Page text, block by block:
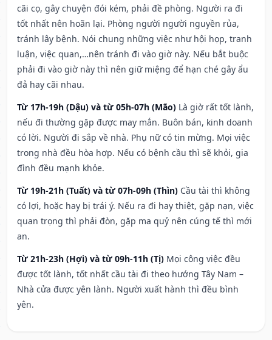
cãi cọ, gây chuyện đói kém, phải đề phòng. Người ra đi
tốt nhất nên hoãn lại. Phòng người người nguyền rủa,
tránh lây bệnh. Nói chung những việc như hội họp, tranh
luận, việc quan,…nên tránh đi vào giờ này. Nếu bắt buộc
phải đi vào giờ này thì nên giữ miệng để hạn ché gây ẩu
đả hay cãi nhau.
Từ 17h-19h (Dậu) và từ 05h-07h (Mão) Là giờ rất tốt lành,
nếu đi thường gặp được may mắn. Buôn bán, kinh doanh
có lời. Người đi sắp về nhà. Phụ nữ có tin mừng. Mọi việc
trong nhà đều hòa hợp. Nếu có bệnh cầu thì sẽ khỏi, gia
đình đều mạnh khỏe.
Từ 19h-21h (Tuất) và từ 07h-09h (Thìn) Cầu tài thì không
có lợi, hoặc hay bị trái ý. Nếu ra đi hay thiệt, gặp nạn, việc
quan trọng thì phải đòn, gặp ma quỷ nên cúng tế thì mới
an.
Từ 21h-23h (Hợi) và từ 09h-11h (Tị) Mọi công việc đều
được tốt lành, tốt nhất cầu tài đi theo hướng Tây Nam –
Nhà cửa được yên lành. Người xuất hành thì đều bình
yên.